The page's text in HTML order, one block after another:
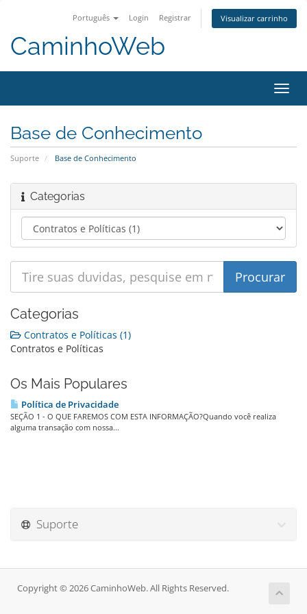
Português Login Registrar Visualizar carrinho
CaminhoWeb
Base de Conhecimento
Suporte Base de Conhecimento
Categorias
Categorias
Contratos e Políticas (1)
Contratos e Políticas
Os Mais Populares
Política de Privacidade
SEÇÃO 1 - O QUE FAREMOS COM ESTA INFORMAÇÃO?Quando você realiza
alguma transação com nossa...
Suporte
Copyright © 2026 CaminhoWeb. All Rights Reserved.